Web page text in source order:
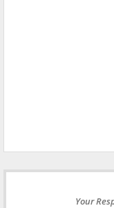
Your